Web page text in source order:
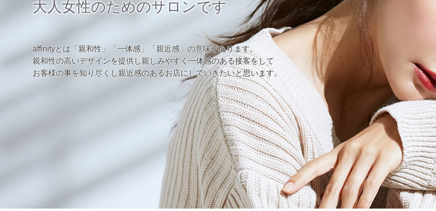
大人女性のためのサ ロ ンです
affinityとは「親和性」「一体感」「親近感」の意味があります。
親和性の高いデザインを提供し親しみやすく一体感のある接客をして
お客様の事を知り尽くし親近感のあるお店にしていきたいと思います。